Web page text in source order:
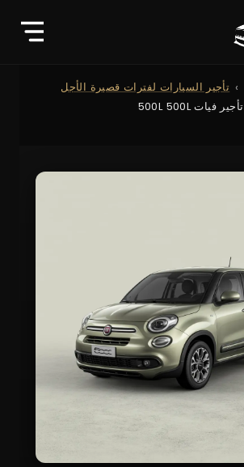
تأجير السيارات لفترات قصيرة الأجل
تأجير فيات 500L 500L